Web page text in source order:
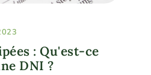
: Qu'est-ce
DNI ?